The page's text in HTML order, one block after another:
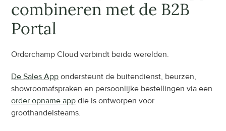
combineren met de B2B
Portal
Orderchamp Cloud verbindt beide werelden.
De Sales App ondersteunt de buitendienst, beurzen,
order opname app die is ontworpen voor
groothandelsteams.